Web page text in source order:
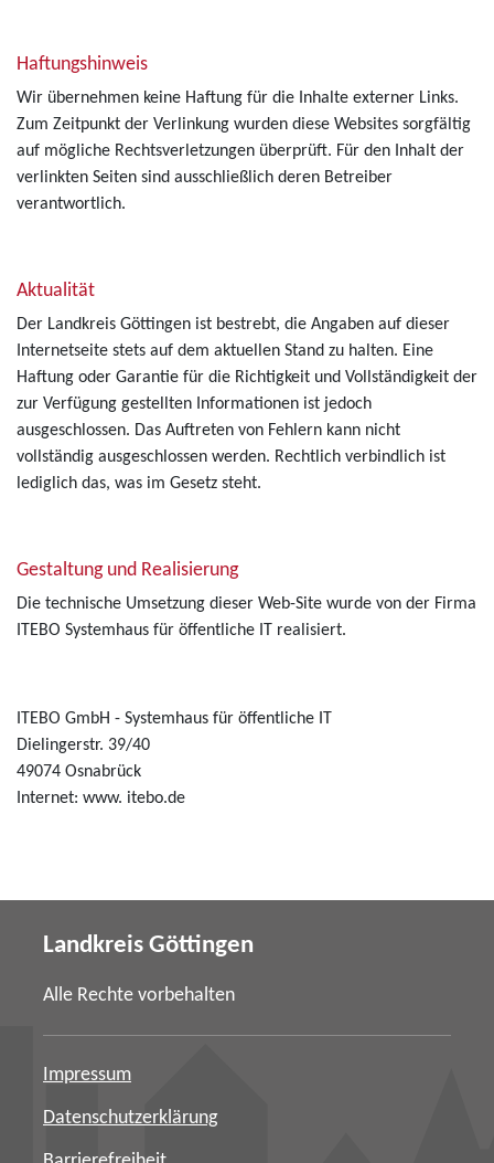
Haftungshinweis
Wir übernehmen keine Haftung für die Inhalte externer Links.
Zum Zeitpunkt der Verlinkung wurden diese Websites sorgfältig
auf mögliche Rechtsverletzungen überprüft. Für den Inhalt der
verlinkten Seiten sind ausschließlich deren Betreiber
verantwortlich.
Aktualität
Der Landkreis Göttingen ist bestrebt, die Angaben auf dieser
Internetseite stets auf dem aktuellen Stand zu halten. Eine
Haftung oder Garantie für die Richtigkeit und Vollständigkeit der
zur Verfügung gestellten Informationen ist jedoch
ausgeschlossen. Das Auftreten von Fehlern kann nicht
vollständig ausgeschlossen werden. Rechtlich verbindlich ist
lediglich das, was im Gesetz steht.
Gestaltung und Realisierung
Die technische Umsetzung dieser Web-Site wurde von der Firma
ITEBO Systemhaus für öffentliche IT realisiert.
ITEBO GmbH - Systemhaus für öffentliche IT
Dielingerstr. 39/40
49074 Osnabrück
Internet: www. itebo.de
Landkreis Göttingen
Alle Rechte vorbehalten
Impressum
Datenschutzerklärung